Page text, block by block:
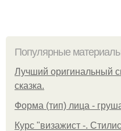
Популярные
Лучший оригинальный
сказка.
Форма (тип) лица -
Курс "визажист -.